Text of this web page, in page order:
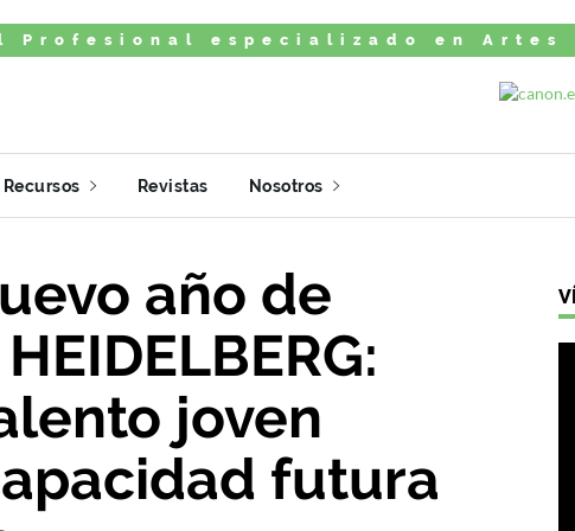
Profesional especializado en Artes
Recursos Revistas Nosotros
año de
joven
futura